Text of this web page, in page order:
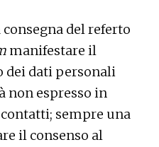
del referto
manifestare il
dei dati personali
non espresso in
sempre una
il consenso al